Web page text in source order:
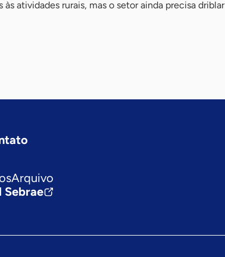
às atividades rurais, mas o setor ainda precisa driblar
Arquivo
Sebrae